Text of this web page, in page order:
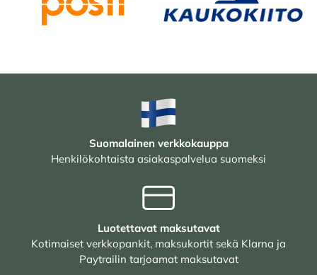
Suomalainen verkkokauppa
Henkilökohtaista asiakaspalvelua suomeksi
Luotettavat maksutavat
Kotimaiset verkkopankit, maksukortit sekä Klarna ja
Paytrailin tarjoamat maksutavat